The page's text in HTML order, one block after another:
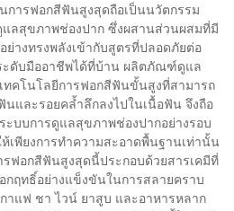
ารฟอกสีฟันสูงสุดถือเป็นนวัตกรรม
แลสุขภาพช่องปาก ซึ่งผสานส่วนผสมที่มี
ย่างทรงพลังเข้ากับสูตรที่ปลอดภัยต่อ
ะดับมืออาชีพได้ที่บ้าน ผลิตภัณฑ์ดูแล
คโนโลยีการฟอกสีฟันขั้นสูงที่สามารถ
และรอยคล้ำลึกลงไปในเนื้อฟัน จึงถือ
บบการดูแลสุขภาพช่องปากอย่างรอบ
เพียงการทำความสะอาดพื้นฐานเท่านั้น
ฟอกสีฟันสูงสุดนี้ประกอบด้วยสารเคมีที่
กฤทธิ์อย่างแข็งขันในการสลายคราบ
กาแฟ ชา ไวน์ ยาสูบ และอาหารหลาก